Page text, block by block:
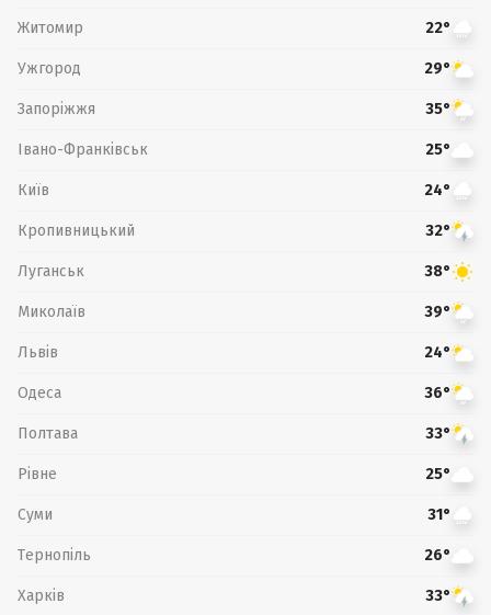
Житомир 22°
Ужгород 29°
Запоріжжя 35°
Івано-Франківськ 25°
Київ 24°
Кропивницький 32°
Луганськ 38°
Миколаїв 39°
Львів 24°
Одеса 36°
Полтава 33°
Рівне 25°
Суми 31°
Тернопіль 26°
Харків 33°